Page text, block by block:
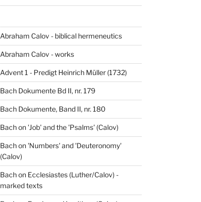
Abraham Calov - biblical hermeneutics
Abraham Calov - works
Advent 1 - Predigt Heinrich Müller (1732)
Bach Dokumente Bd II, nr. 179
Bach Dokumente, Band II, nr. 180
Bach on 'Job' and the 'Psalms' (Calov)
Bach on 'Numbers' and 'Deuteronomy'
(Calov)
Bach on Ecclesiastes (Luther/Calov) -
marked texts